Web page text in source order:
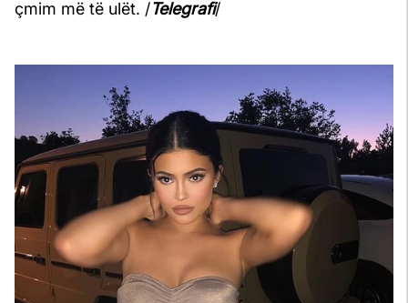
çmim më të ulët. /Telegrafi/